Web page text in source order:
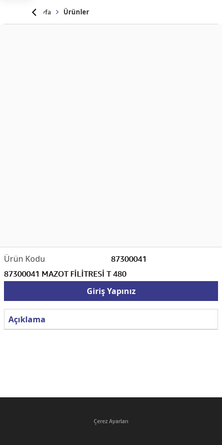
Anasayfa Ürünler
87300041
87300041 MAZOT FİLİTRESİ T 480
Giriş Yapınız
Açıklama
Çerez Ayarları